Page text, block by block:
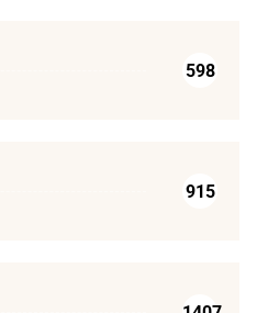
598
915